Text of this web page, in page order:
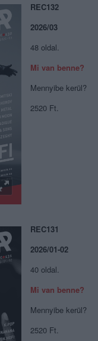
REC132
2026/03
48 oldal.
Mi van benne?
Mennyibe kerül?
2520 Ft.
REC131
2026/01-02
40 oldal.
Mi van benne?
Mennyibe kerül?
2520 Ft.